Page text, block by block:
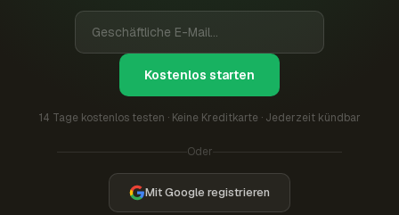
Kostenlos starten
14 Tage kostenlos testen · Keine Kreditkarte · Jederzeit kündbar
Oder
Mit Google registrieren